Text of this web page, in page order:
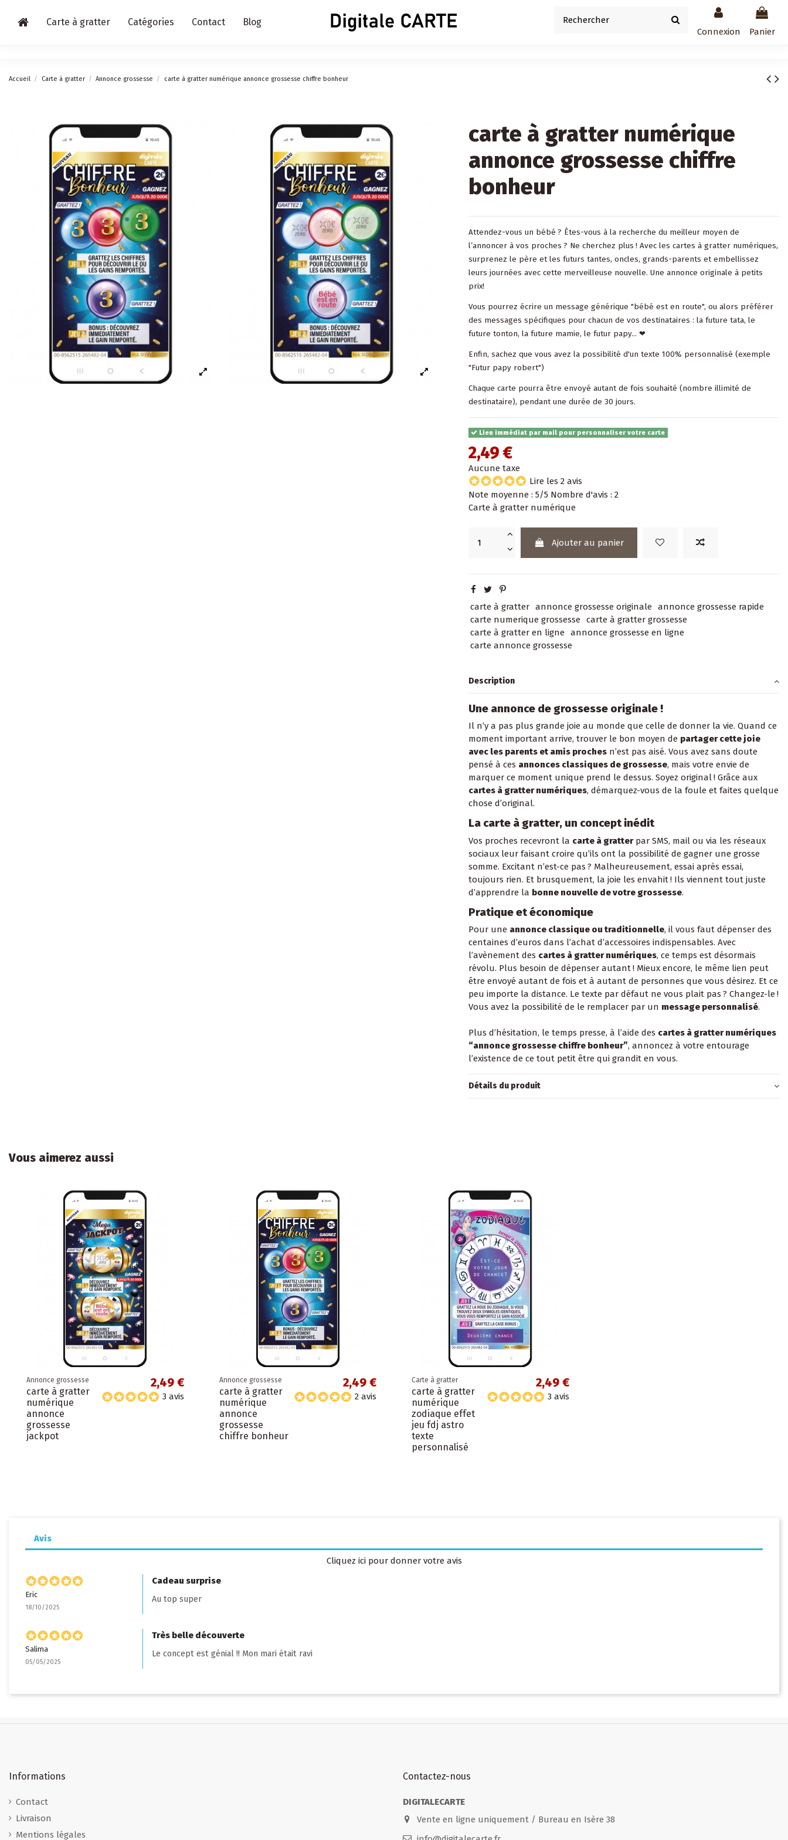
Carte à gratter Catégories Contact Blog
Connexion Panier
Accueil Carte à gratter Annonce grossesse carte à gratter numérique annonce grossesse chiffre bonheur
carte à gratter numérique
annonce grossesse chiffre
bonheur
Attendez-vous un bébé ? Êtes-vous à la recherche du meilleur moyen de
l’annoncer à vos proches ? Ne cherchez plus ! Avec les cartes à gratter numériques,
surprenez le père et les futurs tantes, oncles, grands-parents et embellissez
leurs journées avec cette merveilleuse nouvelle. Une annonce originale à petits
prix!
Vous pourrez écrire un message générique "bébé est en route", ou alors préférer
des messages spécifiques pour chacun de vos destinataires : la future tata, le
future tonton, la future mamie, le futur papy... ❤
Enfin, sachez que vous avez la possibilité d'un texte 100% personnalisé (exemple
"Futur papy robert")
Chaque carte pourra être envoyé autant de fois souhaité (nombre illimité de
destinataire), pendant une durée de 30 jours.
Lien immédiat par mail pour personnaliser votre carte
2,49 €
Aucune taxe
Lire les 2 avis
Note moyenne : 5/5 Nombre d'avis : 2
Carte à gratter numérique
Ajouter au panier
carte à gratter annonce grossesse originale annonce grossesse rapide
carte numerique grossesse carte à gratter grossesse
carte à gratter en ligne annonce grossesse en ligne
carte annonce grossesse
Description
Une annonce de grossesse originale !
Il n’y a pas plus grande joie au monde que celle de donner la vie. Quand ce
moment important arrive, trouver le bon moyen de partager cette joie
avec les parents et amis prochesn’est pas aisé. Vous avez sans doute
pensé à ces annonces classiques de grossesse, mais votre envie de
marquer ce moment unique prend le dessus. Soyez original ! Grâce aux
cartes à gratter numériques, démarquez-vous de la foule et faites quelque
chose d’original.
La carte à gratter, un concept inédit
Vos proches recevront la carte à gratterpar SMS, mail ou via les réseaux
sociaux leur faisant croire qu’ils ont la possibilité de gagner une grosse
somme. Excitant n’est-ce pas ? Malheureusement, essai après essai,
toujours rien. Et brusquement, la joie les envahit ! Ils viennent tout juste
d’apprendre la bonne nouvelle de votre grossesse.
Pratique et économique
Pour une annonce classique ou traditionnelle, il vous faut dépenser des
centaines d’euros dans l’achat d’accessoires indispensables. Avec
l’avènement des cartes à gratter numériques, ce temps est désormais
révolu. Plus besoin de dépenser autant ! Mieux encore, le même lien peut
être envoyé autant de fois et à autant de personnes que vous désirez. Et ce
peu importe la distance. Le texte par défaut ne vous plait pas ? Changez-le !
Vous avez la possibilité de le remplacer par un message personnalisé.
Plus d’hésitation, le temps presse, à l’aide des cartes à gratter numériques
“annonce grossesse chiffre bonheur”, annoncez à votre entourage
l’existence de ce tout petit être qui grandit en vous.
Détails du produit
Vous aimerez aussi
Annonce grossesse
carte à gratter
numérique
annonce
grossesse
jackpot
2,49 €
3 avis
Annonce grossesse
carte à gratter
numérique
annonce
grossesse
chiffre bonheur
2,49 €
2 avis
Carte à gratter
carte à gratter
numérique
zodiaque effet
jeu fdj astro
texte
personnalisé
2,49 €
3 avis
Avis
Cliquez ici pour donner votre avis
Eric
18/10/2025
Cadeau surprise
Au top super
Salima
05/05/2025
Très belle découverte
Le concept est génial !! Mon mari était ravi
Informations
Contact
Livraison
Mentions légales
Contactez-nous
DIGITALECARTE
Vente en ligne uniquement / Bureau en Isère 38